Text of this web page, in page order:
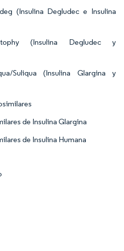
(Insulina Degludec e Insulina
(Insulina Degludec y
Suliqua (Insulina Glargina y
de Insulina Glargina
de Insulina Humana